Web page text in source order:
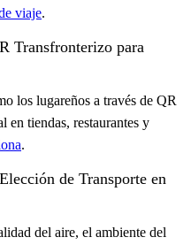
viaje.
Transfronterizo para
los lugareños a través de QR
tiendas, restaurantes y
.
de Transporte en
del aire, el ambiente del